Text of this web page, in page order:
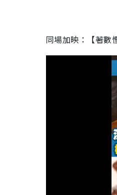
同場加映：【著數